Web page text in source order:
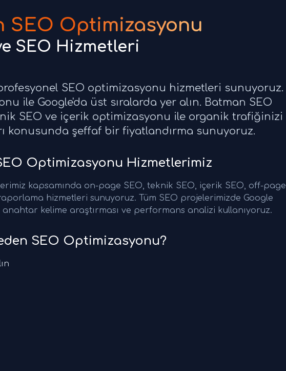
SEO Optimizasyonu
SEO Hizmetleri
SEO optimizasyonu hizmetleri sunuyoruz.
ile Google'da üst sıralarda yer alın. Batman SEO
SEO ve içerik optimizasyonu ile organik trafiğinizi
konusunda şeffaf bir fiyatlandırma sunuyoruz.
Optimizasyonu Hizmetlerimiz
kapsamında on-page SEO, teknik SEO, içerik SEO, off-page
raporlama hizmetleri sunuyoruz. Tüm SEO projelerimizde Google
kelime araştırması ve performans analizi kullanıyoruz.
SEO Optimizasyonu?